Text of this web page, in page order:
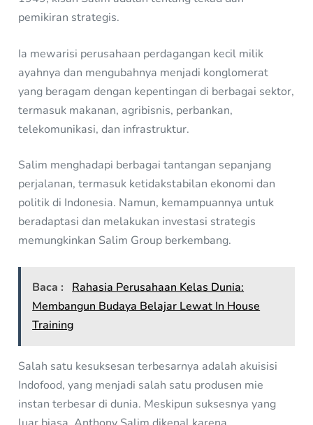
pemikiran strategis.
Ia mewarisi perusahaan perdagangan kecil milik
ayahnya dan mengubahnya menjadi konglomerat
yang beragam dengan kepentingan di berbagai sektor,
termasuk makanan, agribisnis, perbankan,
telekomunikasi, dan infrastruktur.
Salim menghadapi berbagai tantangan sepanjang
perjalanan, termasuk ketidakstabilan ekonomi dan
politik di Indonesia. Namun, kemampuannya untuk
beradaptasi dan melakukan investasi strategis
memungkinkan Salim Group berkembang.
Baca :
Rahasia Perusahaan Kelas Dunia:
Membangun Budaya Belajar Lewat In House
Training
Salah satu kesuksesan terbesarnya adalah akuisisi
Indofood, yang menjadi salah satu produsen mie
instan terbesar di dunia. Meskipun suksesnya yang